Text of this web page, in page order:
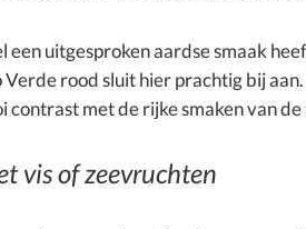
uitgesproken aardse smaak
Verde rood sluit hier prachtig bij
contrast met de rijke smaken van
vis of zeevruchten